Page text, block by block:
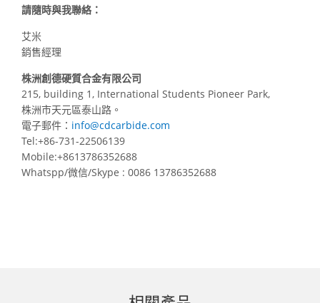
請隨時與我聯絡：
艾米
銷售經理
株洲創德硬質合金有限公司
215, building 1, International Students Pioneer Park,
株洲市天元區泰山路。
電子郵件： info@cdcarbide.com
Tel:+86-731-22506139
Mobile:+8613786352688
Whatspp/微信/Skype : 0086 13786352688